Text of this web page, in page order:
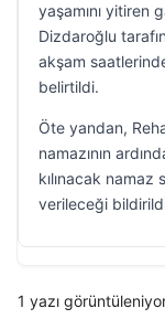
yaşamını yitiren
Dizdaroğlu
akşam
belirtildi.
Öte yandan,
namazının
kılınacak namaz
verileceği
1 yazı